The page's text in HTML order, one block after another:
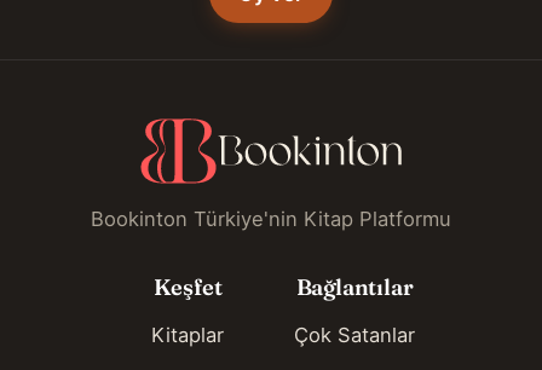
Bookinton Türkiye'nin Kitap Platformu
Keşfet
Kitaplar
Bağlantılar
Çok Satanlar